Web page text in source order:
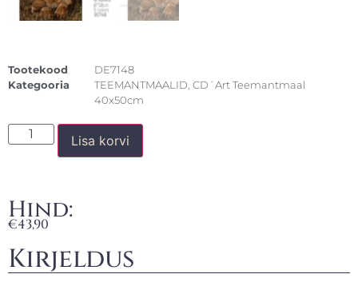
Tootekood
DE7148
Kategooria
TEEMANTMAALID CD´Art Teemantmaal
40x50cm
Lisa korvi
Hind:
€43,90
Kirjeldus